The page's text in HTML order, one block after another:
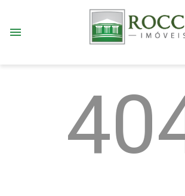
menu